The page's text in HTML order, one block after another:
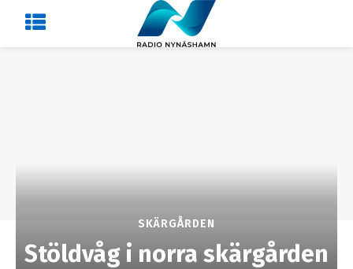
SKÄRGÅRDEN
Stöldvåg i norra skärgården